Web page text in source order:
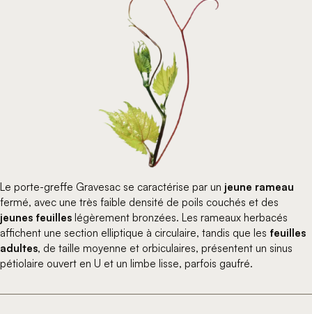
Le porte-greffe Gravesac se caractérise par un jeune rameau
fermé, avec une très faible densité de poils couchés et des
jeunes feuilles légèrement bronzées. Les rameaux herbacés
affichent une section elliptique à circulaire, tandis que les feuilles
adultes, de taille moyenne et orbiculaires, présentent un sinus
pétiolaire ouvert en U et un limbe lisse, parfois gaufré.